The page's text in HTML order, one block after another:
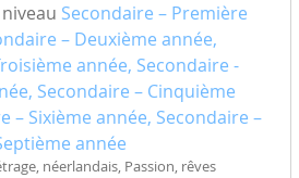
Secondaire – Première
– Deuxième année,
année, Secondaire -
Secondaire – Cinquième
– Sixième année, Secondaire –
année
néerlandais, Passion, rêves